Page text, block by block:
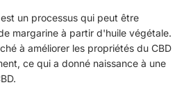
un processus qui peut être
margarine à partir d'huile végétale.
à améliorer les propriétés du CBD
ce qui a donné naissance à une